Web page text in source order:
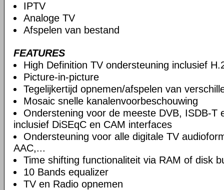
IPTV
Analoge TV
Afspelen van bestand
FEATURES
High Definition TV ondersteuning inclusief
Picture-in-picture
Tegelijkertijd opnemen/afspelen van
Mosaic snelle kanalenvoorbeschouwing
Onderstening voor de meeste DVB, ISDB-T
inclusief DiSEqC en CAM interfaces
Ondersteuning voor alle digitale TV
AAC,...
Time shifting functionaliteit via RAM of disk
10 Bands equalizer
TV en Radio opnemen